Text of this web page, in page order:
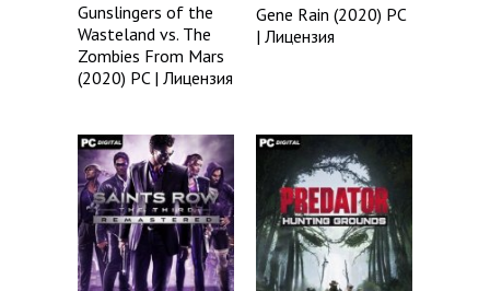
Gunslingers of the
Wasteland vs. The
Zombies From Mars
(2020) PC | Лицензия
Gene Rain (2020) PC
| Лицензия